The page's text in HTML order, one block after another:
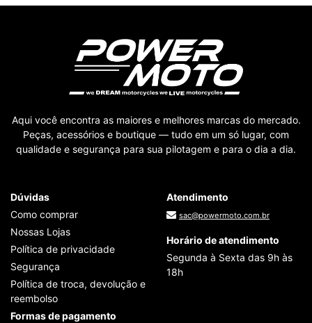
Aqui você encontra as maiores e melhores marcas do mercado.
Peças, acessórios e boutique — tudo em um só lugar, com
qualidade e segurança para sua pilotagem e para o dia a dia.
Dúvidas
Como comprar
Nossas Lojas
Política de privacidade
Segurança
Política de troca, devolução e
reembolso
Atendimento
sac@powermoto.com.br
Horário de atendimento
Segunda à Sexta das 9h às
18h
Formas de pagamento